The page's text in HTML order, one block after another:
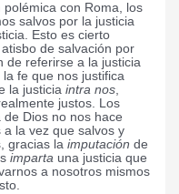
con Roma, los
salvos por la justicia
Esto es cierto
de salvación por
de referirse a la justicia
fe que nos justifica
la justiciaintra nos,
justos. Los
Dios no nos hace
la vez que salvos y
gracias laimputación de
imparta una justicia que
a nosotros mismos